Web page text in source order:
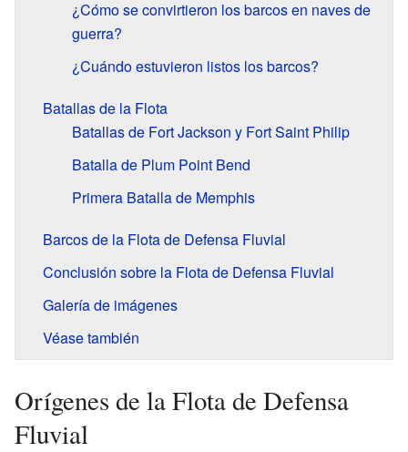
¿Cómo se convirtieron los barcos en naves de
guerra?
¿Cuándo estuvieron listos los barcos?
Batallas de la Flota
Batallas de Fort Jackson y Fort Saint Philip
Batalla de Plum Point Bend
Primera Batalla de Memphis
Barcos de la Flota de Defensa Fluvial
Conclusión sobre la Flota de Defensa Fluvial
Galería de imágenes
Véase también
Orígenes de la Flota de Defensa
Fluvial